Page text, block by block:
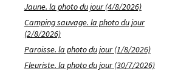
Jaune. la photo du jour (4/8/2026)
Camping sauvage. la photo du jour
(2/8/2026)
Paroisse. la photo du jour (1/8/2026)
Fleuriste. la photo du jour (30/7/2026)